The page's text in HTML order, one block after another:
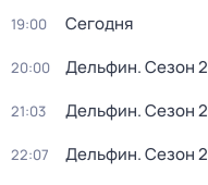
19:00 Сегодня
20:00 Дельфин. Сезон 2
21:03 Дельфин. Сезон 2
22:07 Дельфин. Сезон 2